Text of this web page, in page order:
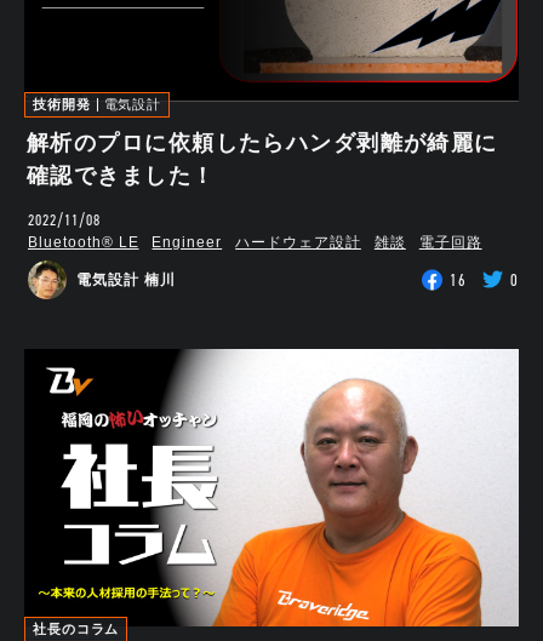
技術開発 電気設計
解析のプロに依頼したらハンダ剥離が綺麗に
確認できました！
2022/11/08
Bluetooth®︎ LE Engineer ハードウェア設計 雑談 電子回路
電気設計 楠川 16 0
社長のコラム